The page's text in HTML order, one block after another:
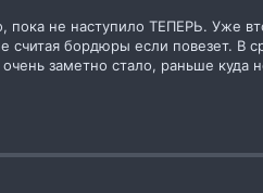
не наступило ТЕПЕРЬ. Уже
считая бордюры если повезет.
заметно стало, раньше